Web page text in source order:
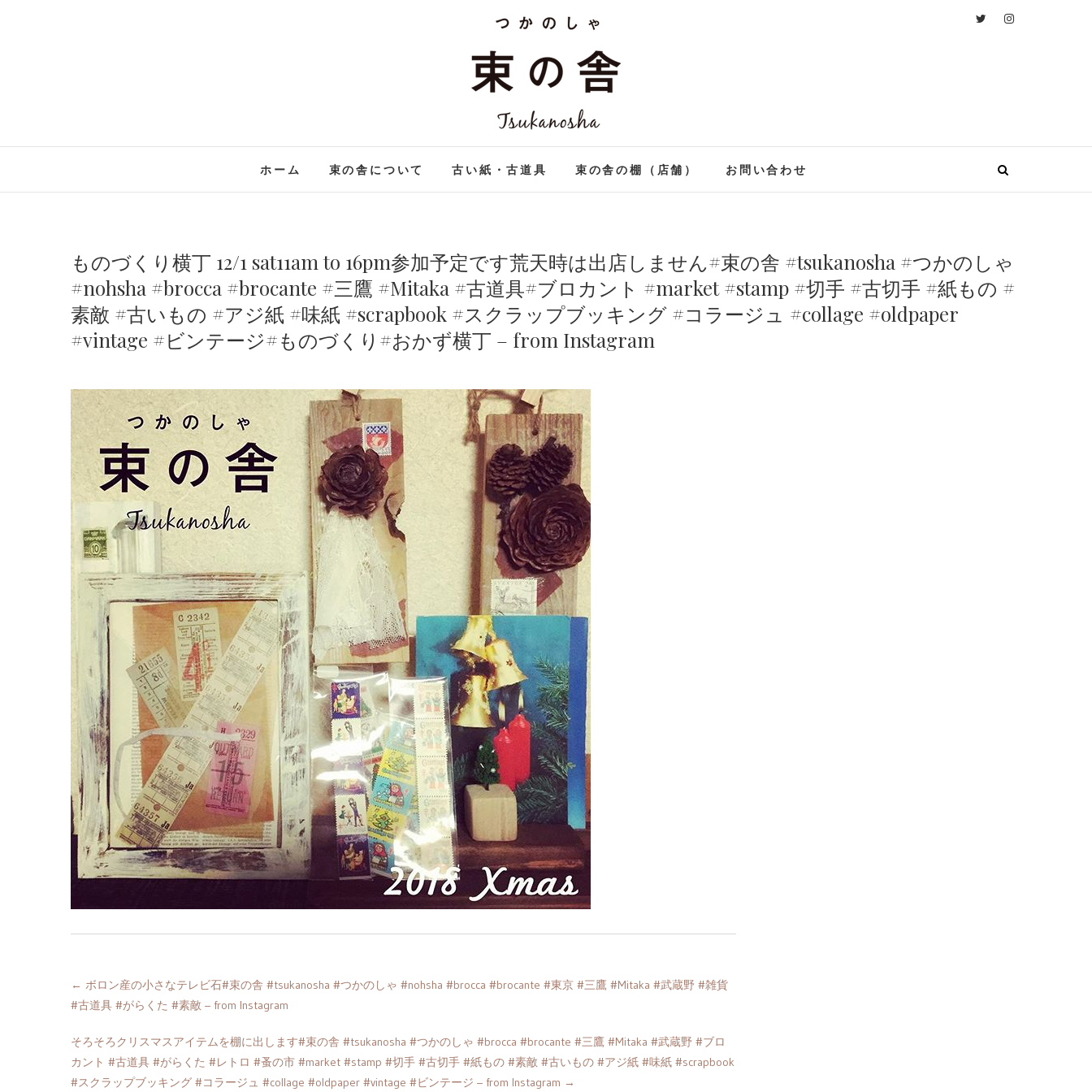
束の舎 | つかのしゃ tsukanosha
ホーム 束の舎について 古い紙・古道具 束の舎の棚（店舗） お問い合わせ
ものづくり横丁 12/1 sat11am to 16pm参加予定です荒天時は出店しません#束の舎 #tsukanosha #つかのしゃ
#nohsha #brocca #brocante #三鷹 #Mitaka #古道具#ブロカント #market #stamp #切手 #古切手 #紙もの #
素敵 #古いもの #アジ紙 #味紙 #scrapbook #スクラップブッキング #コラージュ #collage #oldpaper
#vintage #ビンテージ#ものづくり#おかず横丁 – from Instagram
← ボロン産の小さなテレビ石#束の舎 #tsukanosha #つかのしゃ #nohsha #brocca #brocante #東京 #三鷹 #Mitaka #武蔵野 #雑貨
#古道具 #がらくた #素敵 – from Instagram
そろそろクリスマスアイテムを棚に出します#束の舎 #tsukanosha #つかのしゃ #brocca #brocante #三鷹 #Mitaka #武蔵野 #ブロ
カント #古道具 #がらくた #レトロ #蚤の市 #market #stamp #切手 #古切手 #紙もの #素敵 #古いもの #アジ紙 #味紙 #scrapbook
#スクラップブッキング #コラージュ #collage #oldpaper #vintage #ビンテージ – from Instagram →